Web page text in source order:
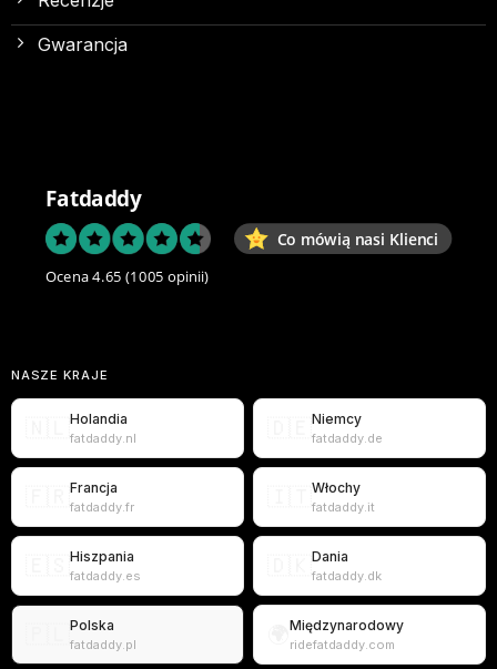
Gwarancja
Fatdaddy
Co mówią nasi Klienci
Ocena 4.65 (1005 opinii)
NASZE KRAJE
Holandia
fatdaddy.nl
Niemcy
fatdaddy.de
Francja
fatdaddy.fr
Włochy
fatdaddy.it
Hiszpania
fatdaddy.es
Dania
fatdaddy.dk
Polska
fatdaddy.pl
Międzynarodowy
ridefatdaddy.com